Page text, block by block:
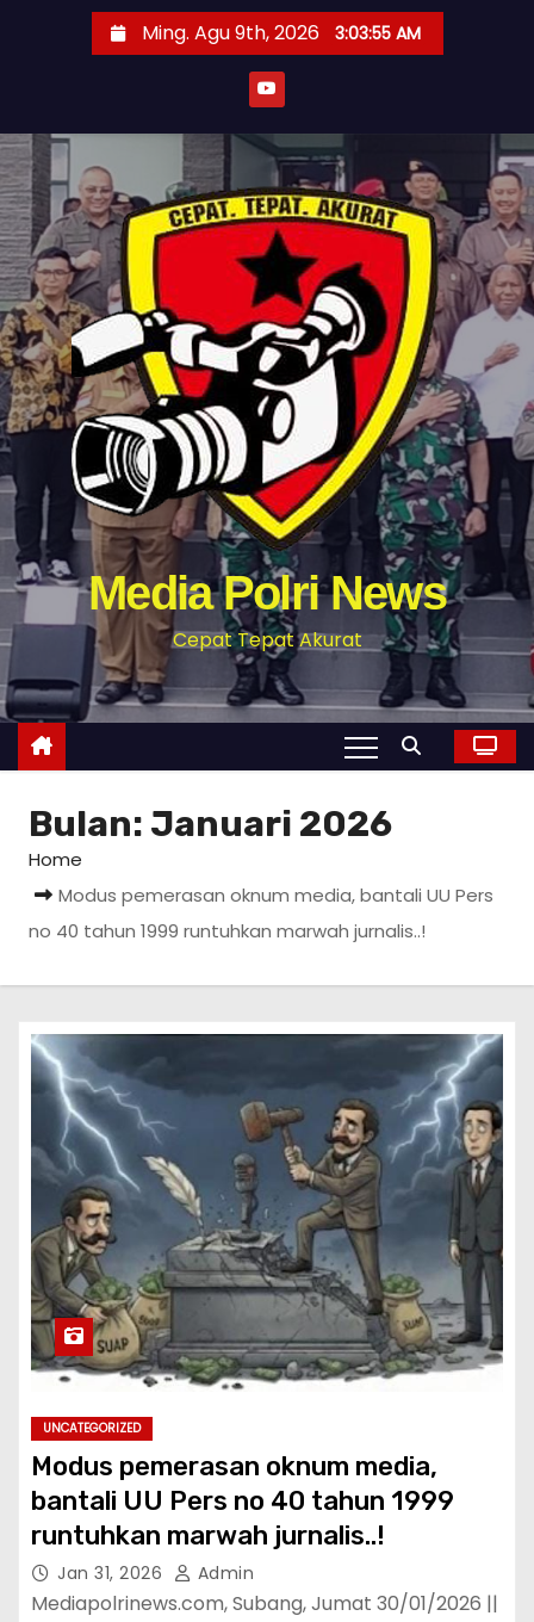
t
o
c
o
n
t
e
n
t
Ming. Agu 9th, 2026 3:03:58 AM
Media Polri News
Cepat Tepat Akurat
Bulan: Januari 2026
Home
Modus pemerasan oknum media, bantali UU Pers
no 40 tahun 1999 runtuhkan marwah jurnalis..!
UNCATEGORIZED
Modus pemerasan oknum media,
bantali UU Pers no 40 tahun 1999
runtuhkan marwah jurnalis..!
Jan 31, 2026 Admin
Mediapolrinews.com, Subang, Jumat 30/01/2026 ||